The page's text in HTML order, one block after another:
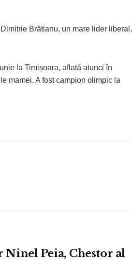
Brătianu, un mare lider liberal,
la Timișoara, aflată atunci în
mamei. A fost campion olimpic la
Ninel Peia, Chestor al